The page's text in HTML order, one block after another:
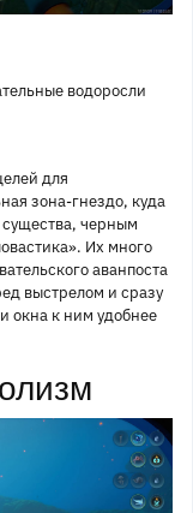
водоросли
для
зона-гнездо, куда
черным
Их много
аванпоста
выстрелом и сразу
окна к ним удобнее